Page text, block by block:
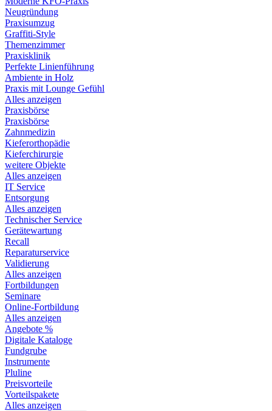
Neugründung
Praxisumzug
Graffiti-Style
Themenzimmer
Praxisklinik
Perfekte Linienführung
Ambiente in Holz
Praxis mit Lounge Gefühl
Alles anzeigen
Praxisbörse
Praxisbörse
Zahnmedizin
Kieferorthopädie
Kieferchirurgie
weitere Objekte
Alles anzeigen
IT Service
Entsorgung
Alles anzeigen
Technischer Service
Gerätewartung
Recall
Reparaturservice
Validierung
Alles anzeigen
Fortbildungen
Seminare
Online-Fortbildung
Alles anzeigen
Angebote %
Digitale Kataloge
Fundgrube
Instrumente
Pluline
Preisvorteile
Vorteilspakete
Alles anzeigen